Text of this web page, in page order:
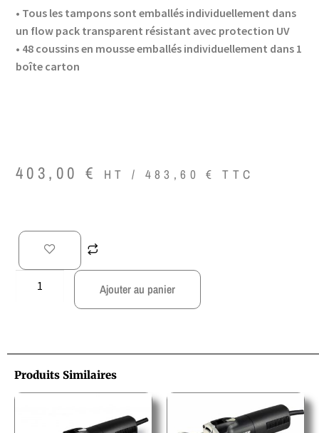
• Tous les tampons sont emballés individuellement dans
un flow pack transparent résistant avec protection UV
• 48 coussins en mousse emballés individuellement dans 1
boîte carton
403,00 € HT / 483,60€ TTC
Ajouter au panier
Produits Similaires